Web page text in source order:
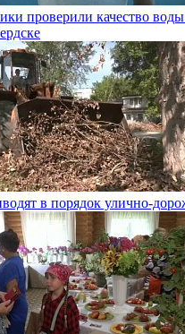
проверили качество
в порядок